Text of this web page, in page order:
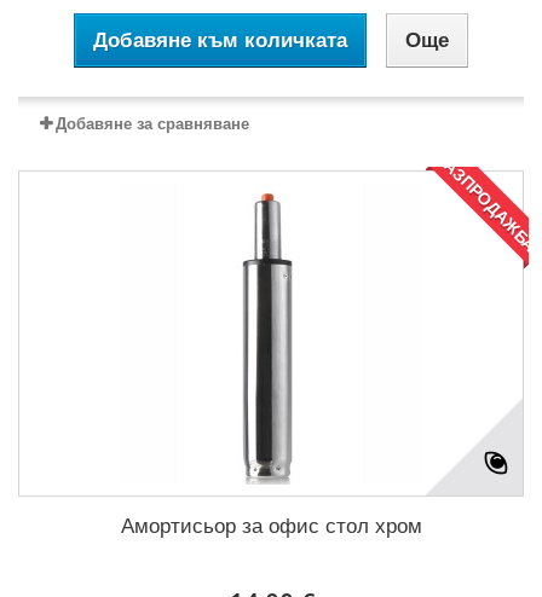
Добавяне към количката Още
Добавяне за сравняване
Амортисьор за офис стол хром